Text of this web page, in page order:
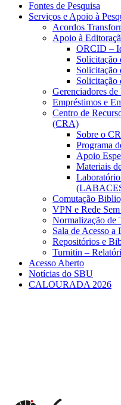
Fontes de Pesquisa
Serviços e Apoio à
Acordos
Apoio à
ORCID –
Solicitação
Solicitação
Solicitação
Gerenciadores de
Empréstimos e
Centro de
(CRA)
Sobre o
Programa
Apoio
Materiais
Comutação
VPN e Rede
Normalização de
Sala de Acesso
Repositórios e
Turnitin –
Acesso Aberto
Notícias do SBU
CALOURADA 2026